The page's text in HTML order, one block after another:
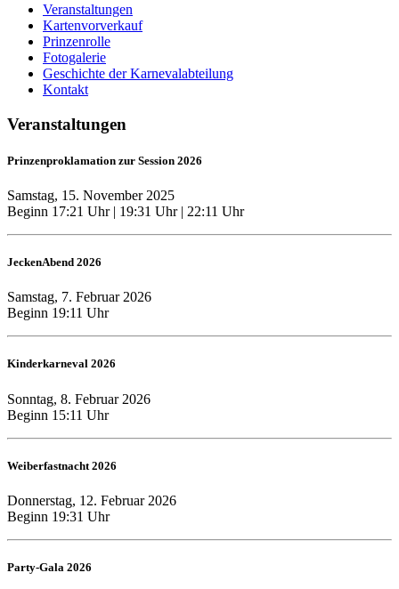
Veranstaltungen
Kartenvorverkauf
Prinzenrolle
Fotogalerie
Geschichte der Karnevalabteilung
Kontakt
Veranstaltungen
Prinzenproklamation zur Session 2026
Samstag, 15. November 2025
Beginn 17:21 Uhr | 19:31 Uhr | 22:11 Uhr
JeckenAbend 2026
Samstag, 7. Februar 2026
Beginn 19:11 Uhr
Kinderkarneval 2026
Sonntag, 8. Februar 2026
Beginn 15:11 Uhr
Weiberfastnacht 2026
Donnerstag, 12. Februar 2026
Beginn 19:31 Uhr
Party-Gala 2026